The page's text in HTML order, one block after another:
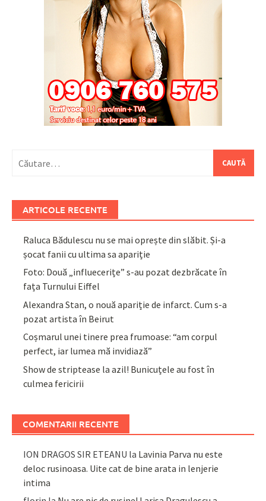
după:
ARTICOLE RECENTE
Raluca Bădulescu nu se mai oprește din slăbit. Și-a
șocat fanii cu ultima sa apariție
Foto: Două „influecerițe” s-au pozat dezbrăcate în
fața Turnului Eiffel
Alexandra Stan, o nouă apariție de infarct. Cum s-a
pozat artista în Beirut
Coșmarul unei tinere prea frumoase: “am corpul
perfect, iar lumea mă invidiază”
Show de striptease la azil! Bunicuțele au fost în
culmea fericirii
COMENTARII RECENTE
ION DRAGOS SIR ETEANU la Lavinia Parva nu este
deloc rusinoasa. Uite cat de bine arata in lenjerie
intima